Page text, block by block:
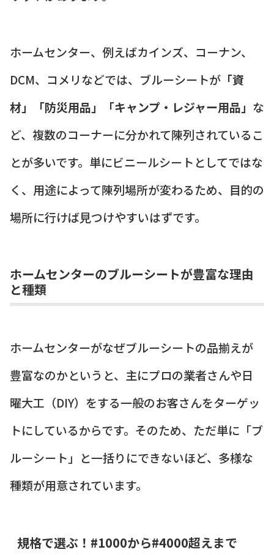
ホームセンター、例えばカインズ、コーナン、
DCM、コメリなどでは、ブルーシートが 「資
材」「防災用品」「キャンプ・レジャー用品」 な
ど、複数のコーナーに分かれて陳列されているこ
とが多いです。単にビニールシートとしてではな
く、用途によって陳列場所が変わるため、目的の
場所に行けば見つけやすいはずです。
ホームセンターのブルーシートが豊富な理由
と種類
ホームセンターがなぜブルーシートの品揃えが
豊富なのかというと、主にプロの業者さんや日
曜大工（DIY）をする一般のお客さんをターゲッ
トにしているからです。そのため、ただ単に「ブ
ルーシート」と一括りにできないほど、多様な
種類が用意されています。
規格で選ぶ！#1000から#4000超えまで